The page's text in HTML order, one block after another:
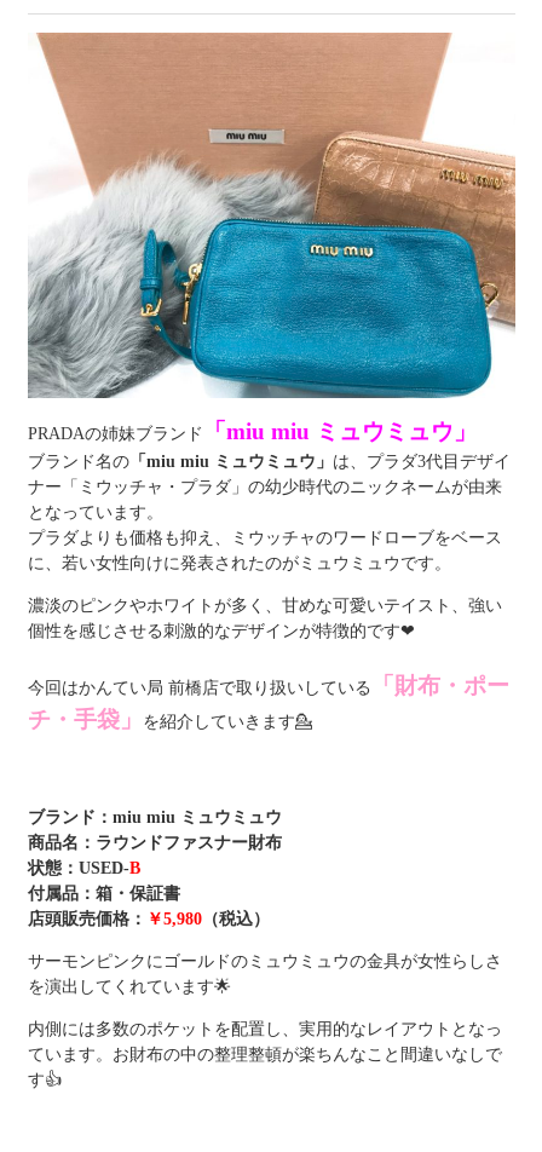
PRADAの姉妹ブランド 「 miu miu ミュウミュウ」
ブランド名の「miu miu ミュウミュウ」 は、プラダ3代目デザイ
ナー「ミウッチャ・プラダ」の幼少時代のニックネームが由来
となっています。
プラダよりも価格も抑え、
ミウッチャのワードローブをベース
に、若い女性向けに発表されたのがミュウミュウです。
濃淡のピンクやホワイトが多く、 甘めな可愛いテイスト、強い
個性を感じさせる刺激的なデザインが特徴的です❤
今回はかんてい局 前橋店で取り扱いしている
「財布・ポー
チ・手袋」
を紹介していきます💁
ブランド： miu miu ミュウミュウ
商品名：ラウンドファスナー財布
状態：USED-B
付属品： 箱・保証書
店頭販売価格： ￥5,980（税込）
サーモンピンクにゴールドのミュウミュウの金具が女性らしさ
を演出してくれています🌟
内側には多数のポケットを配置し、実用的なレイアウトとなっ
ています。お財布の中の整理整頓が楽ちんなこと間違いなしで
す👍